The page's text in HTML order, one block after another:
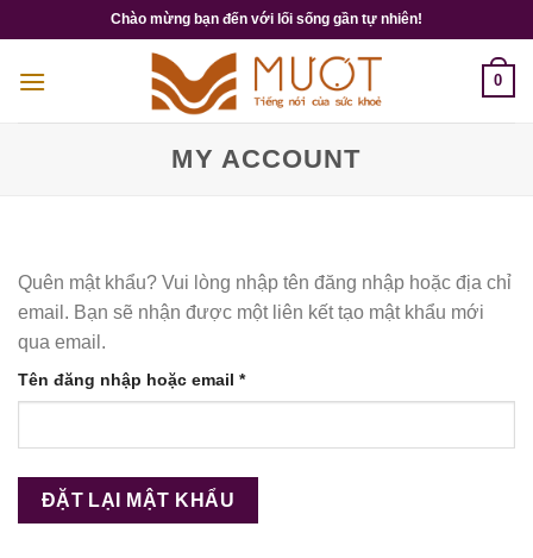
đến
nội
Chào mừng bạn đến với lối sống gần tự nhiên!
0
MY ACCOUNT
Quên mật khẩu? Vui lòng nhập tên đăng nhập hoặc địa chỉ
email. Bạn sẽ nhận được một liên kết tạo mật khẩu mới
qua email.
Tên đăng nhập hoặc email *Bắt
buộc
ĐẶT LẠI MẬT KHẨU